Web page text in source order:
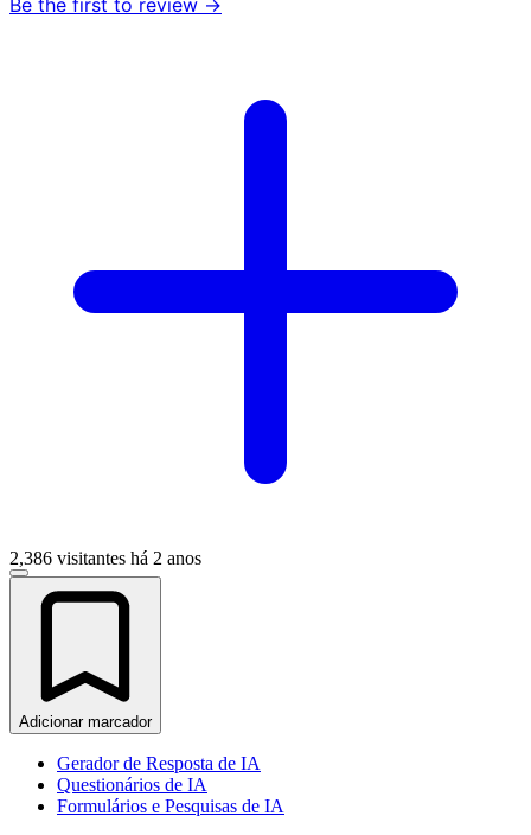
Be the first to review →
2,386 visitantes há 2 anos
Adicionar marcador
Gerador de Resposta de IA
Questionários de IA
Formulários e Pesquisas de IA